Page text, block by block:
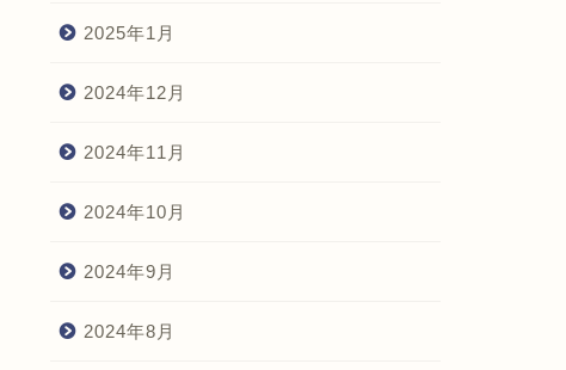
2025年1月
2024年12月
2024年11月
2024年10月
2024年9月
2024年8月